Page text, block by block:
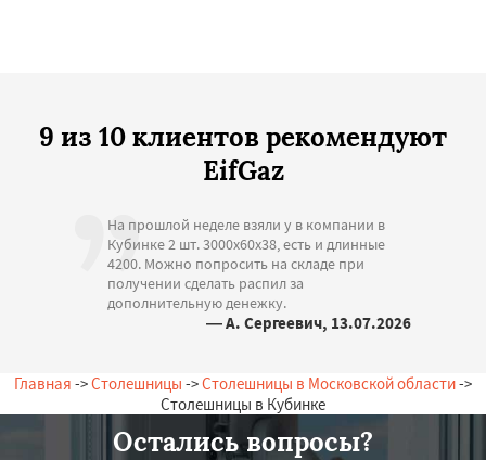
9 из 10 клиентов рекомендуют
EifGaz
На прошлой неделе взяли у в компании в
Кубинке 2 шт. 3000х60х38, есть и длинные
4200. Можно попросить на складе при
получении сделать распил за
дополнительную денежку.
— А. Сергеевич, 13.07.2026
Главная ->Столешницы ->Столешницы в Московской области->
Столешницы в Кубинке
Остались вопросы?